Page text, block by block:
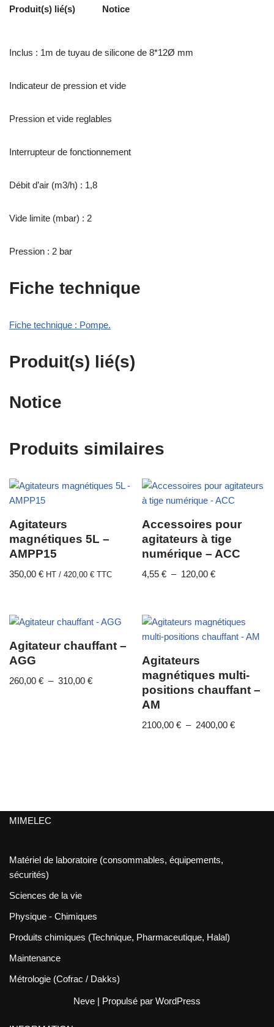
Produit(s) lié(s) Notice
Inclus : 1m de tuyau de silicone de 8*12Ø mm
Indicateur de pression et vide
Pression et vide reglables
Interrupteur de fonctionnement
Débit d’air (m3/h) : 1,8
Vide limite (mbar) : 2
Pression : 2 bar
Fiche technique
Fiche technique : Pompe.
Produit(s) lié(s)
Notice
Produits similaires
Agitateurs
magnétiques 5L –
AMPP15
350,00 € HT / 420,00 € TTC
Accessoires pour
agitateurs à tige
numérique – ACC
4,55€ – 120,00€
Agitateur chauffant –
AGG
260,00 € – 310,00 €
Agitateurs
magnétiques multi-
positions chauffant –
AM
2100,00€ – 2400,00€
MIMELEC
Matériel de laboratoire (consommables, équipements,
sécurités)
Sciences de la vie
Physique - Chimiques
Produits chimiques (Technique, Pharmaceutique, Halal)
Maintenance
Métrologie (Cofrac / Dakks)
Neve | Propulsé par WordPress